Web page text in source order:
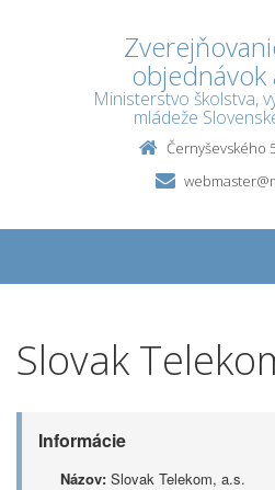
objednávok
Ministerstvo školstva,
mládeže
Černyševského
Slovak
Informácie
Názov: Slovak Telekom, a.s.